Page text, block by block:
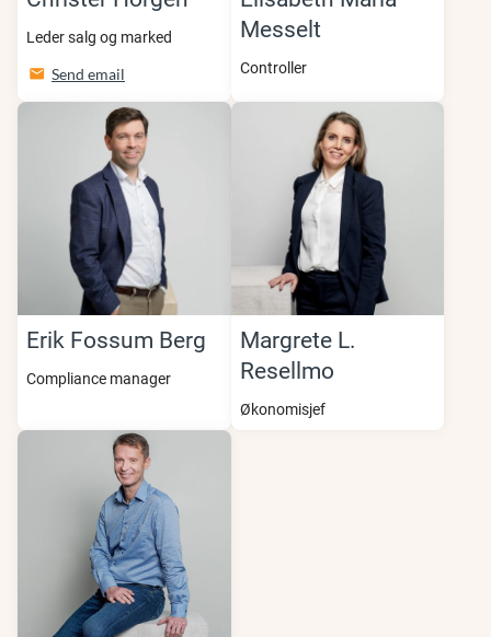
Leder salg og marked
Send email
Messelt
Controller
Erik Fossum Berg
Compliance manager
Margrete L.
Resellmo
Økonomisjef